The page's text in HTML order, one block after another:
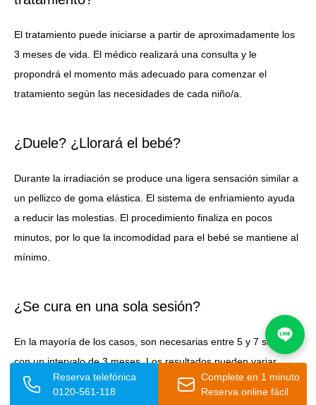
El tratamiento puede iniciarse a partir de aproximadamente los
3 meses de vida. El médico realizará una consulta y le
propondrá el momento más adecuado para comenzar el
tratamiento según las necesidades de cada niño/a.
¿Duele? ¿Llorará el bebé?
Durante la irradiación se produce una ligera sensación similar a
un pellizco de goma elástica. El sistema de enfriamiento ayuda
a reducir las molestias. El procedimiento finaliza en pocos
minutos, por lo que la incomodidad para el bebé se mantiene al
mínimo.
¿Se cura en una sola sesión?
En la mayoría de los casos, son necesarias entre 5 y 7 sesiones
con un intervalo de 3 meses. Los resultados pueden variar
según la persona.
Reserva telefónica
0120-561-118
Complete en 1 minuto
Reserva online fácil